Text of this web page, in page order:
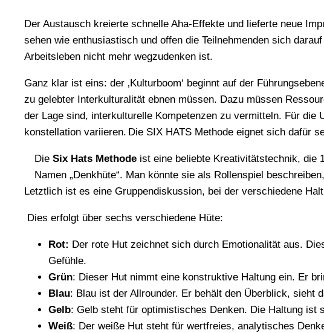
Der Austausch kreierte schnelle Aha-Effekte und lieferte neue
sehen wie enthusiastisch und offen die Teilnehmenden sich
Arbeitsleben nicht mehr wegzudenken ist.
Ganz klar ist eins: der ‚Kulturboom‘ beginnt auf der
zu gelebter Interkulturalität ebnen müssen. Dazu müssen
der Lage sind, interkulturelle Kompetenzen zu vermitteln. Für die
konstellation variieren. Die SIX HATS Methode eignet sich dafür
Die Six Hats Methode ist eine beliebte Kreativitätstechnik, die
Namen „Denkhüte“. Man könnte sie als Rollenspiel
Letztlich ist es eine Gruppendiskussion, bei der verschiedene
Dies erfolgt über sechs verschiedene Hüte:
Rot: Der rote Hut zeichnet sich durch Emotionalität aus.
Gefühle.
Grün: Dieser Hut nimmt eine konstruktive Haltung ein. Er
Blau: Blau ist der Allrounder. Er behält den Überblick, sieht
Gelb: Gelb steht für optimistisches Denken. Die Haltung
Weiß: Der weiße Hut steht für wertfreies, analytisches